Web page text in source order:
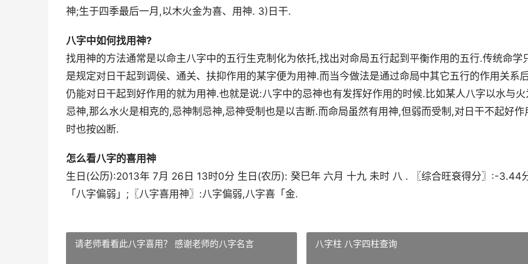
神;生于四季最后一月,以木火金为喜、用神. 3)日干.
八字中如何找用神?
找用神的方法通常是以命主八字中的五行生克制化为依托,找出对命局五行起到平衡作用的五行.传统命学
是规定对日干起到调侯、通关、扶抑作用的某字便为用神.而当今做法是通过命局中其它五行的作用关系
仍能对日干起到好作用的就为用神.也就是说:八字中的忌神也有发挥好作用的时候.比如某人八字以水与火
忌神,那么水火是相克的,忌神制忌神,忌神受制也是以吉断.而命局虽然有用神,但弱而受制,对日干不起好作
时也按凶断.
怎么看八字的喜用神
生日(公历):2013年 7月 26日 13时0分 生日(农历): 癸巳年 六月 十九 未时 八 . 〖综合旺衰得分〗:-3.44
「八字偏弱」;〖八字喜用神〗:八字偏弱,八字喜「金.
请老师看看此八字喜用？ 感谢老师的八字名言 八字柱 八字四柱查询